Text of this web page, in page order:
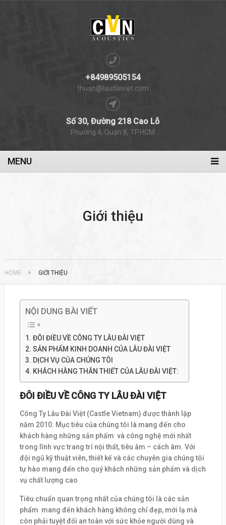
+84989505154
thuan@laudaiviet.com
Số 30, Đường 218 Cao Lỗ
Phường 4, Quận 8, TP.HCM
MENU
Giới thiệu
HOME GIỚI THIỆU
NỘI DUNG BÀI VIẾT
ĐÔI ĐIỀU VỀ CÔNG TY LÂU ĐÀI VIỆT
SẢN PHẨM KINH DOANH CỦA LÂU ĐÀI VIỆT
DỊCH VỤ CỦA CHÚNG TÔI
KHÁCH HÀNG THÂN THIẾT CỦA LÂU ĐÀI VIỆT:
ĐÔI ĐIỀU VỀ CÔNG TY LÂU ĐÀI VIỆT
Công Ty Lâu Đài Việt (Castle Vietnam) được thành lập
năm 2010. Mục tiêu của chúng tôi là mang đến cho
khách hàng những sản phẩm và công nghệ mới nhất
trong lĩnh vực trang trí nội thất, tiêu âm – cách âm. Với
đội ngũ kỹ thuật viên, thiết kế và các chuyên gia chúng tôi
tự hào mang đến cho quý khách những sản phẩm và dịch
vụ chất lượng cao
Tiêu chuẩn quan trọng nhất của chúng tôi là các sản
phẩm mang đến khách hàng không chỉ đẹp, mới lạ mà
còn phải tuyệt đối an toàn với sức khỏe người dùng và